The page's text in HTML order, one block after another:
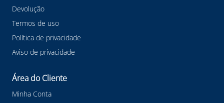
Devolução
Termos de uso
Política de privacidade
Aviso de privacidade
Área do Cliente
Minha Conta